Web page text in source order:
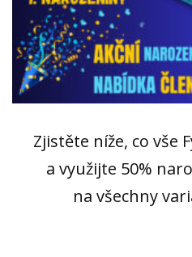
Zjistěte níže, co vše
a využijte 50%
na všechny